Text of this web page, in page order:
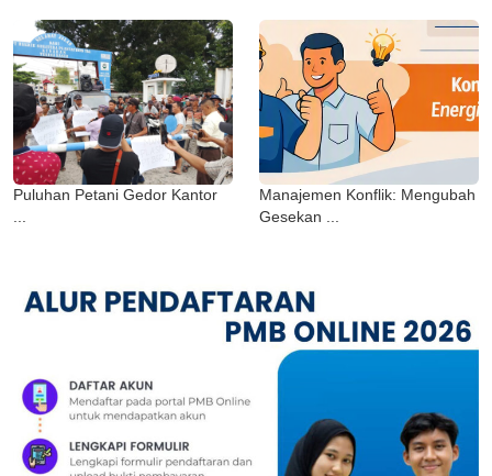
Puluhan Petani Gedor Kantor
Manajemen Konflik: Mengubah
Gesekan ...